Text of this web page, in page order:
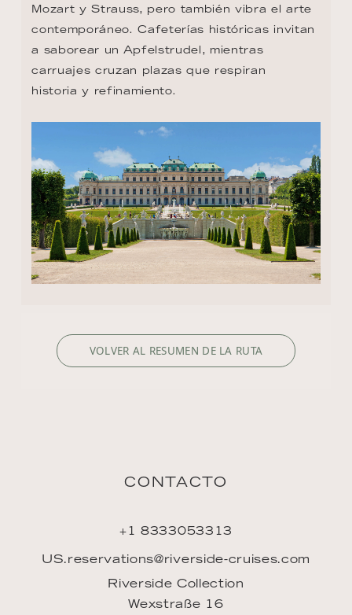
Mozart y Strauss, pero también vibra el arte
contemporáneo. Cafeterías históricas invitan
a saborear un Apfelstrudel, mientras
carruajes cruzan plazas que respiran
historia y refinamiento.
VOLVER AL RESUMEN DE LA RUTA
CONTACTO
+1 8333053313
US.reservations@riverside-cruises.com
Riverside Collection
Wexstraße 16